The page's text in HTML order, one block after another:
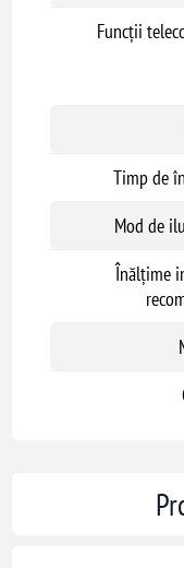
Funcții
Timp de
Mod de
Înălțime